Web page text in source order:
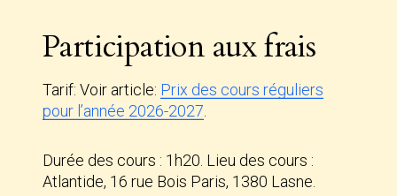
Participation aux frais
Tarif: Voir article: Prix des cours réguliers
pour l’année 2026-2027
Durée des cours : 1h20. Lieu des cours :
Atlantide, 16 rue Bois Paris, 1380 Lasne.